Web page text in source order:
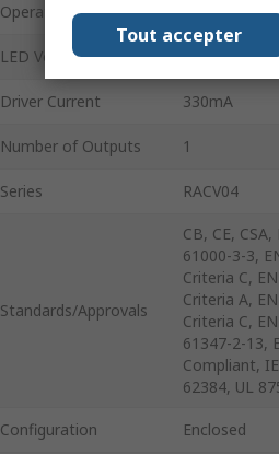
Operating Modes Constant
LED Voltage 264, 90V
Driver Current 330mA
Number of Outputs 1
Series RACV04
Standards/Approvals
CB, CE,
61000-3-3,
Criteria C,
Criteria A,
Criteria C,
61347-2-13,
Compliant,
62384, UL
Configuration Enclosed
Tout accepter